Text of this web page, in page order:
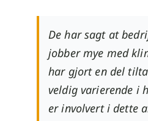
De har sagt at
jobber mye med
har gjort en del
veldig varierende i
er involvert i dette